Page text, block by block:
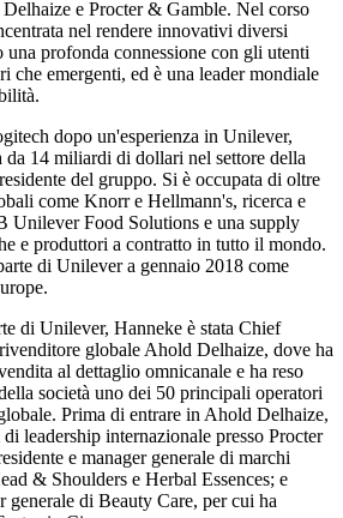
e Procter & Gamble. Nel corso
nel rendere innovativi diversi
profonda connessione con gli utenti
che emergenti, ed è una leader mondiale
dopo un'esperienza in Unilever,
da 14 miliardi di dollari nel settore della
del gruppo. Si è occupata di oltre
come Knorr e Hellmann's, ricerca e
Unilever Food Solutions e una supply
e produttori a contratto in tutto il mondo.
di Unilever a gennaio 2018 come
di Unilever, Hanneke è stata Chief
globale Ahold Delhaize, dove ha
al dettaglio omnicanale e ha reso
società uno dei 50 principali operatori
Prima di entrare in Ahold Delhaize,
leadership internazionale presso Procter
e manager generale di marchi
& Shoulders e Herbal Essences; e
generale di Beauty Care, per cui ha